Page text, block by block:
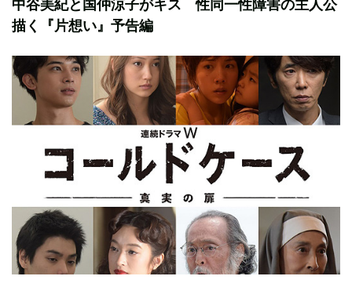
中谷美紀と国仲涼子がキス 性同一性障害の主人公
描く『片想い』予告編